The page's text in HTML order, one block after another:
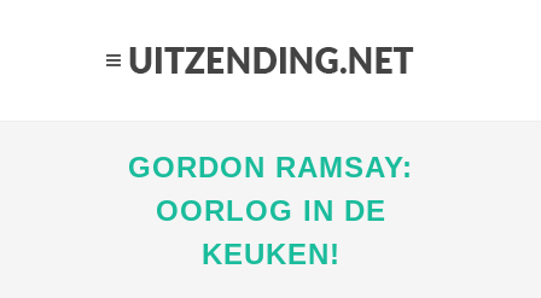
GORDON RAMSAY:
OORLOG IN DE
KEUKEN!